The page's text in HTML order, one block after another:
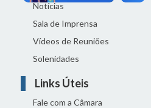
Notícias
Sala de Imprensa
Vídeos de Reuniões
Solenidades
Links Úteis
Fale com a Câmara